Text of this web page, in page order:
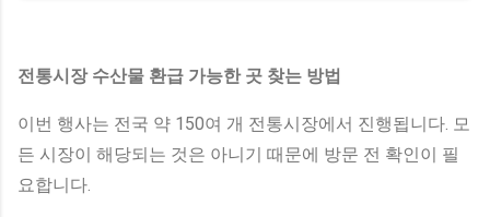
전통시장 수산물 환급 가능한 곳 찾는 방법
이번 행사는 전국 약 150여 개 전통시장에서 진행됩니다. 모
든 시장이 해당되는 것은 아니기 때문에 방문 전 확인이 필
요합니다.